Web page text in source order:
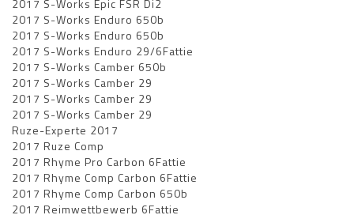
2017 S-Works Enduro 650b
2017 S-Works Enduro 650b
2017 S-Works Enduro 29/6Fattie
2017 S-Works Camber 650b
2017 S-Works Camber 29
2017 S-Works Camber 29
2017 S-Works Camber 29
Ruze-Experte 2017
2017 Ruze Comp
2017 Rhyme Pro Carbon 6Fattie
2017 Rhyme Comp Carbon 6Fattie
2017 Rhyme Comp Carbon 650b
2017 Reimwettbewerb 6Fattie